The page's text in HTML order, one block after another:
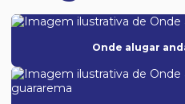
Onde alugar